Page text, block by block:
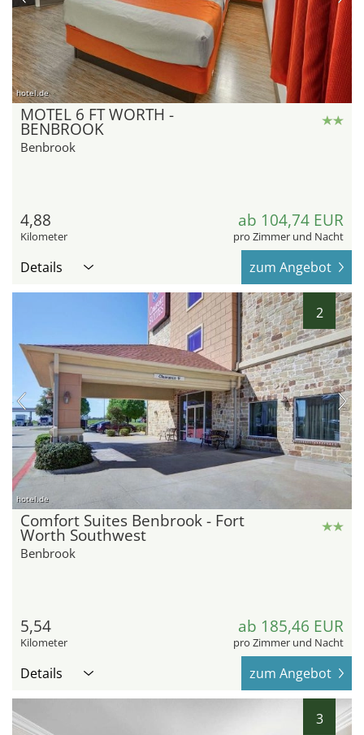
hotel.de
MOTEL 6 FT WORTH -
BENBROOK
Benbrook
4,88
Kilometer
ab 104,74 EUR
pro Zimmer und Nacht
Details zum Angebot
2
hotel.de
Comfort Suites Benbrook - Fort
Worth Southwest
Benbrook
5,54
Kilometer
ab 185,46 EUR
pro Zimmer und Nacht
Details zum Angebot
3